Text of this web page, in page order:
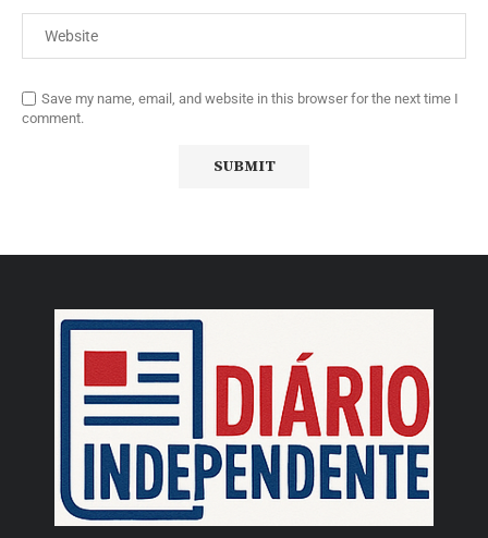
Save my name, email, and website in this browser for the next time I
comment.